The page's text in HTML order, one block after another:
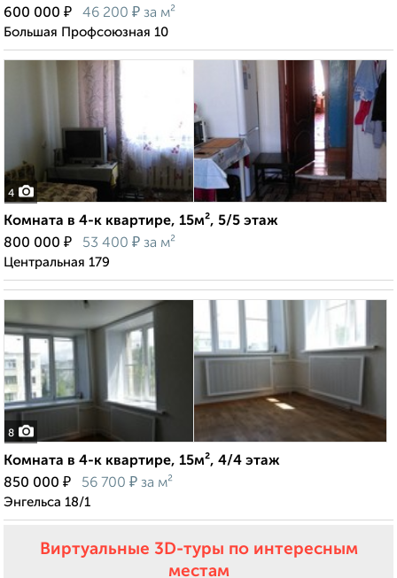
600 000 ₽ 46 200 ₽ за м²
Большая Профсоюзная 10
4
Комната в 4-к квартире, 15м², 5/5 этаж
800 000 ₽ 53 400 ₽ за м²
Центральная 179
8
Комната в 4-к квартире, 15м², 4/4 этаж
850 000 ₽ 56 700 ₽ за м²
Энгельса 18/1
Виртуальные 3D-туры по интересным
местам